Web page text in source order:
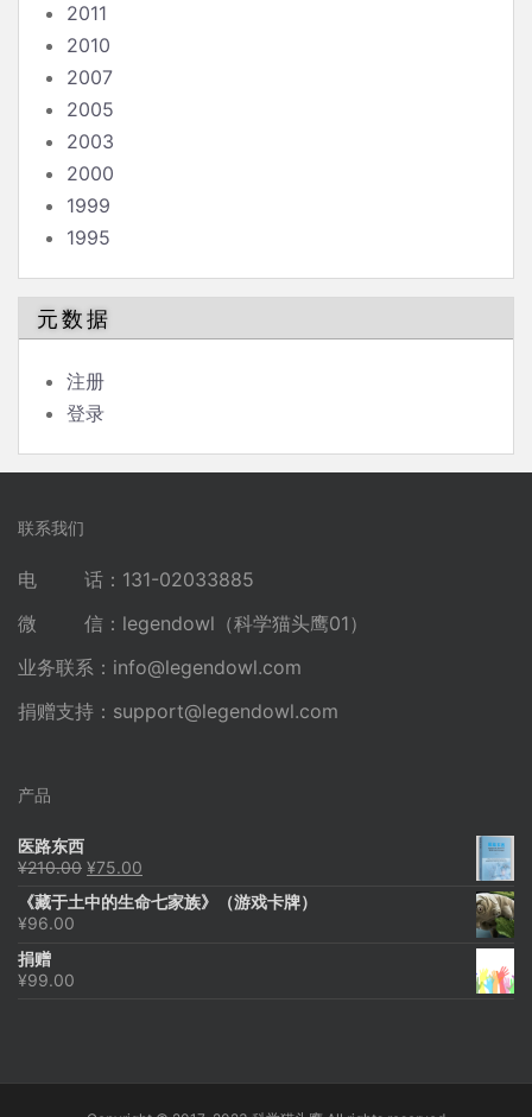
2011
2010
2007
2005
2003
2000
1999
1995
元数据
注册
登录
联系我们
电 话：131-02033885
微 信：legendowl（科学猫头鹰01）
业务联系： info@legendowl.com
捐赠支持： support@legendowl.com
产品
医路东西
¥210.00 原
为：
¥75.00
价
《藏于土中的生命七家族》（游戏卡牌）
¥96.00
捐赠
¥99.00